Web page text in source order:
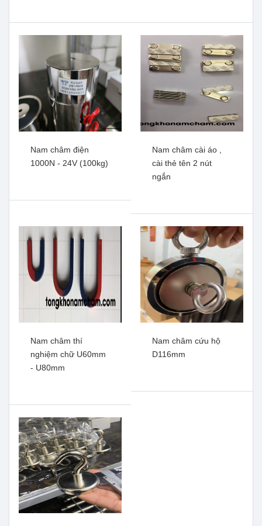
Xem thêm
Nam châm ke góc 12kg,
22kg, 33kg
Xem thêm
nhỏ
Xem thêm
Nam châm súng vệ sinh
nhanh , tiện lợi
Xem thêm
Nam châm điện
1000N - 24V (100kg)
Xem thêm
Nam châm cài áo ,
cài thẻ tên 2 nút
ngắn
Nam châm thí
nghiệm chữ U60mm
- U80mm
Nam châm cứu hộ
D116mm